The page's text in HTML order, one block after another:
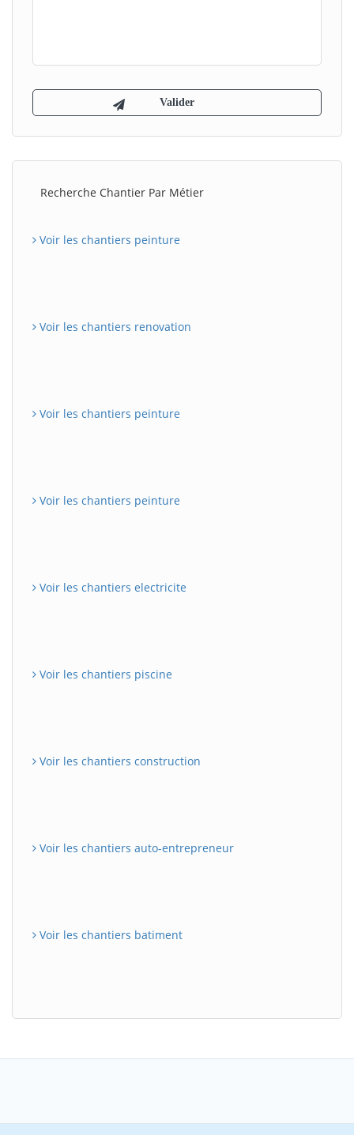
Recherche Chantier Par Métier
Voir les chantiers peinture
Voir les chantiers renovation
Voir les chantiers peinture
Voir les chantiers peinture
Voir les chantiers electricite
Voir les chantiers piscine
Voir les chantiers construction
Voir les chantiers auto-entrepreneur
Voir les chantiers batiment